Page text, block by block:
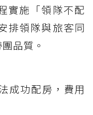
實施「領隊不配
排領隊與旅客同
品質。
成功配房，費用